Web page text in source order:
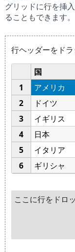
グリッドに行を挿
ることもできます。